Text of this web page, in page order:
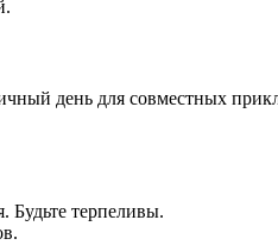
день для совместных
Будьте терпеливы.